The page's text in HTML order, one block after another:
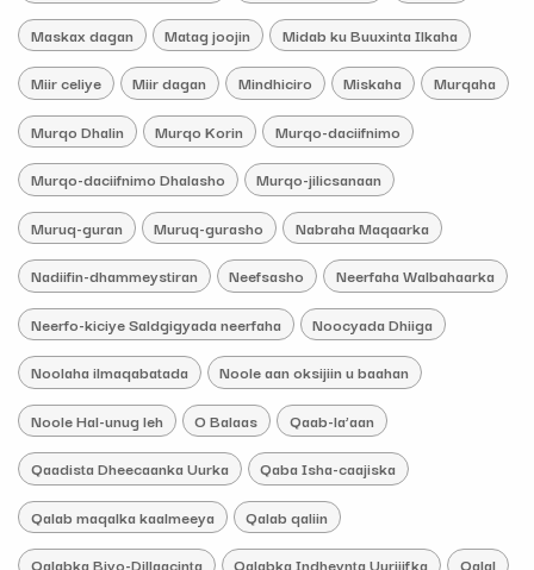
Maskax dagan Matag joojin Midab ku Buuxinta Ilkaha
Miir celiye Miir dagan Mindhiciro Miskaha Murqaha
Murqo Dhalin Murqo Korin Murqo-daciifnimo
Murqo-daciifnimo Dhalasho Murqo-jilicsanaan
Muruq-guran Muruq-gurasho Nabraha Maqaarka
Nadiifin-dhammeystiran Neefsasho Neerfaha Walbahaarka
Neerfo-kiciye Saldgigyada neerfaha Noocyada Dhiiga
Noolaha ilmaqabatada Noole aan oksijiin u baahan
Noole Hal-unug leh O Balaas Qaab-la’aan
Qaadista Dheecaanka Uurka Qaba Isha-caajiska
Qalab maqalka kaalmeeya Qalab qaliin
Qalabka Biyo-Dillaacinta Qalabka Indheynta Uurjiifka Qalal